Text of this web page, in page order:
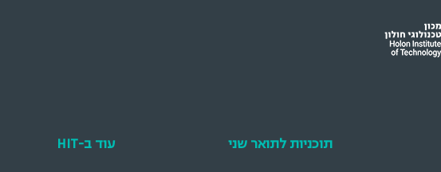
תוכניות לתואר שני עוד ב-HIT